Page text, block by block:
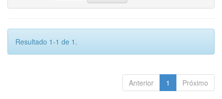
Resultado 1-1 de 1.
Anterior 1 Próximo